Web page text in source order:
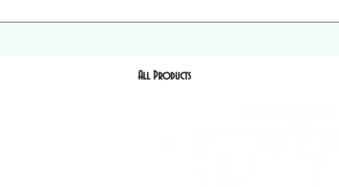
All Products